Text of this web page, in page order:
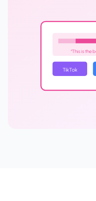
"This is the
TikTok